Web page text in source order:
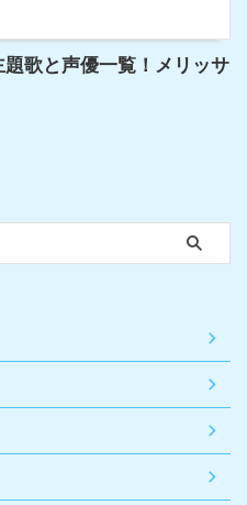
題歌と声優一覧！メリッサ